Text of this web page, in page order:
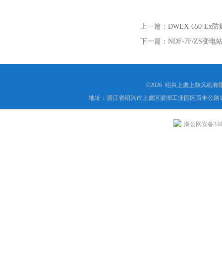
上一篇： DWEX-650-Ex防
下一篇： NDF-7F/ZS变电
©2026 绍兴上虞上鼓风机有
地址：浙江省绍兴市上虞区梁湖工业园区百丰公路
浙公网安备